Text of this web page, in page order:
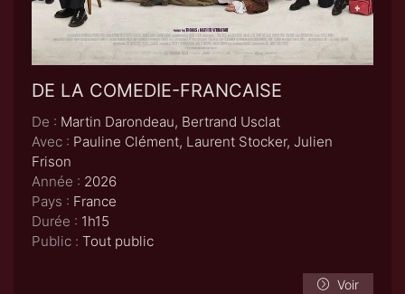
DE LA COMEDIE-FRANCAISE
De : Martin Darondeau, Bertrand Usclat
Avec : Pauline Clément, Laurent Stocker, Julien
Frison
Année : 2026
Pays : France
Durée : 1h15
Public : Tout public
Voir